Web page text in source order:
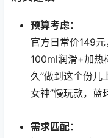
预算考虑 ：
官方日常价149
100ml润滑+加热
久”做到这个份儿
女神”慢玩款，蓝
需求匹配：